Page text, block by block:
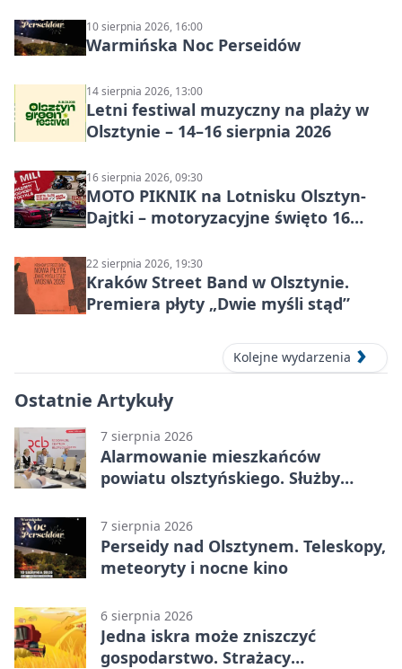
10 sierpnia 2026, 16:00
Warmińska Noc Perseidów
14 sierpnia 2026, 13:00
Letni festiwal muzyczny na plaży w
Olsztynie – 14–16 sierpnia 2026
16 sierpnia 2026, 09:30
MOTO PIKNIK na Lotnisku Olsztyn-
Dajtki – motoryzacyjne święto 16
22 sierpnia 2026, 19:30
Kraków Street Band w Olsztynie.
Premiera płyty „Dwie myśli stąd”
Kolejne wydarzenia
Ostatnie Artykuły
7 sierpnia 2026
Alarmowanie mieszkańców
powiatu olsztyńskiego. Służby
7 sierpnia 2026
Perseidy nad Olsztynem. Teleskopy,
meteoryty i nocne kino
6 sierpnia 2026
Jedna iskra może zniszczyć
gospodarstwo. Strażacy